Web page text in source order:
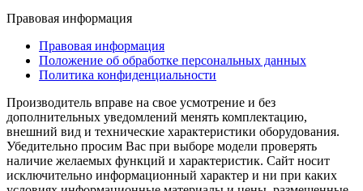
Правовая информация
Правовая информация
Положение об обработке персональных данных
Политика конфиденциальности
Производитель вправе на свое усмотрение и без
дополнительных уведомлений менять комплектацию,
внешний вид и технические характеристики оборудования.
Убедительно просим Вас при выборе модели проверять
наличие желаемых функций и характеристик. Сайт носит
исключительно информационный характер и ни при каких